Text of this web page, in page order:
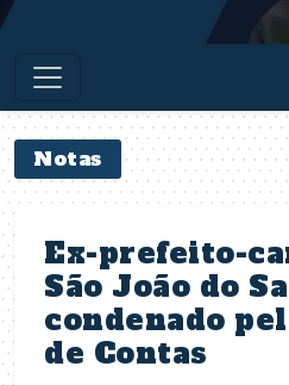
Notas
Ex-prefeito-
São João do
condenado
de Contas